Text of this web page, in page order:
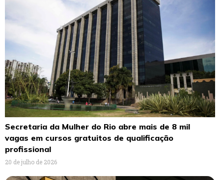
Secretaria da Mulher do Rio abre mais de 8 mil
vagas em cursos gratuitos de qualificação
profissional
20 de julho de 2026